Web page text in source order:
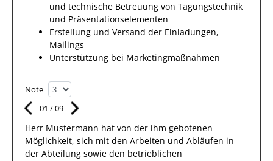
und technische Betreuung von Tagungstechnik
und Präsentationselementen
Erstellung und Versand der Einladungen,
Mailings
Unterstützung bei Marketingmaßnahmen
Note
01 /09
Herr Mustermann hat von der ihm gebotenen
Möglichkeit, sich mit den Arbeiten und Abläufen in
der Abteilung sowie den betrieblichen